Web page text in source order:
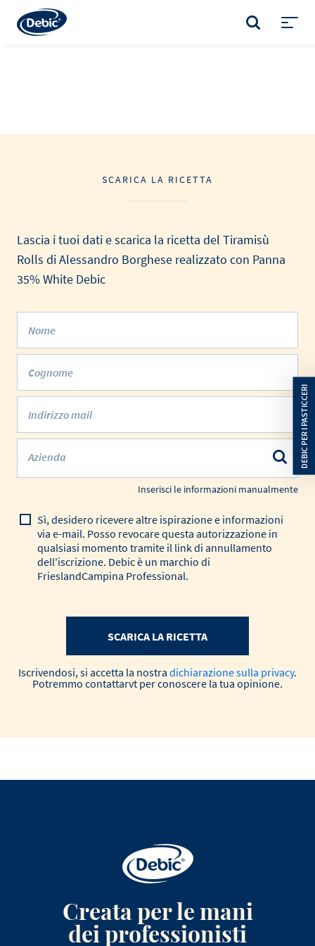
main
CERCA
SCARICA LA RICETTA
Lascia i tuoi dati e scarica la ricetta del Tiramisù
Rolls di Alessandro Borghese realizzato con Panna
35% White Debic
Nome
Cognome
Indirizzo mail
Azienda
Inserisci le informazioni manualmente
Sì, desidero ricevere altre ispirazione e informazioni
via e-mail. Posso revocare questa autorizzazione in
qualsiasi momento tramite il link di annullamento
dell'iscrizione. Debic è un marchio di
FrieslandCampina Professional.
SCARICA LA RICETTA
Iscrivendosi, si accetta la nostra dichiarazione sulla privacy.
Potremmo contattarvt per conoscere la tua opinione.
Creata per le mani
dei professionisti